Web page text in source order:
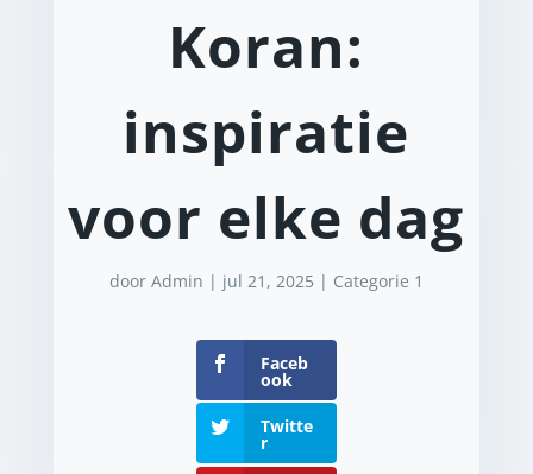
Koran:
inspiratie
voor elke dag
door Admin | jul 21, 2025 | Categorie 1
Faceb
ook
Twitte
r